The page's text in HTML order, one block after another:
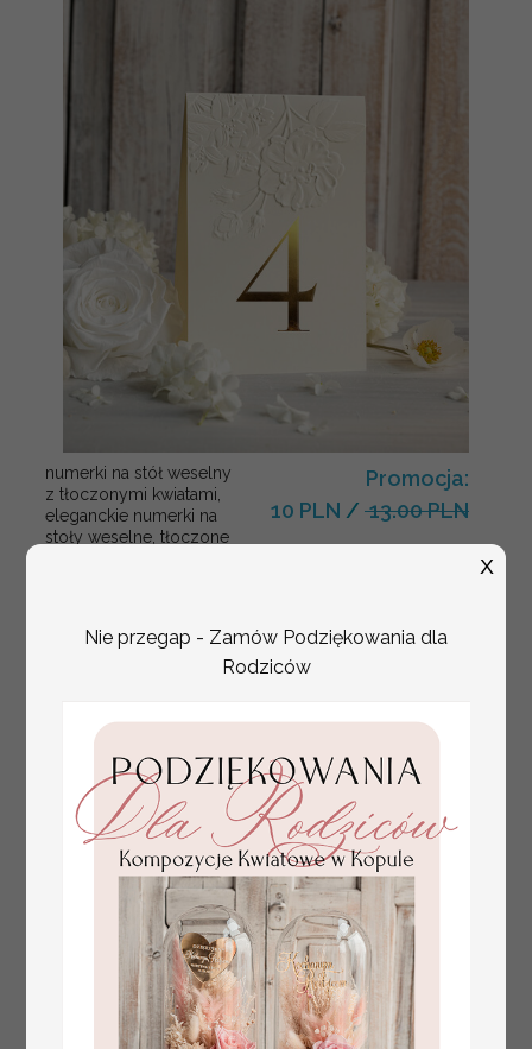
numerki na stół weselny
z tłoczonymi kwiatami,
eleganckie numerki na
stoły weselne, tłoczone
Promocja:
10 PLN / 13.00 PLN
Nie przegap - Zamów Podziękowania dla
Rodziców
X